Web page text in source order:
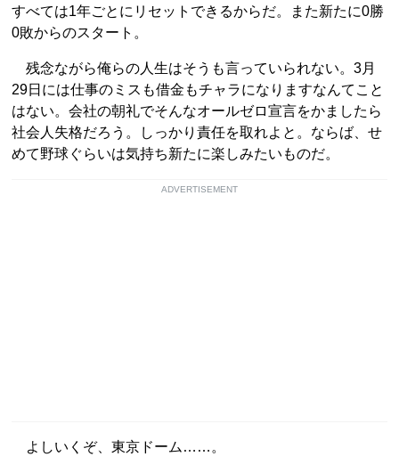
すべては1年ごとにリセットできるからだ。また新たに0勝
0敗からのスタート。
残念ながら俺らの人生はそうも言っていられない。3月
29日には仕事のミスも借金もチャラになりますなんてこと
はない。会社の朝礼でそんなオールゼロ宣言をかましたら
社会人失格だろう。しっかり責任を取れよと。ならば、せ
めて野球ぐらいは気持ち新たに楽しみたいものだ。
ADVERTISEMENT
よしいくぞ、東京ドーム……。